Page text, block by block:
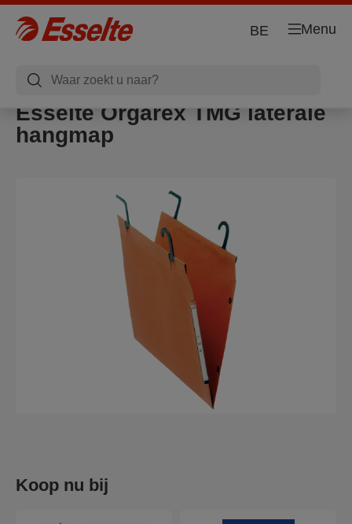
Menu
BE
Esselte Orgarex TMG laterale
hangmap
Koop nu bij